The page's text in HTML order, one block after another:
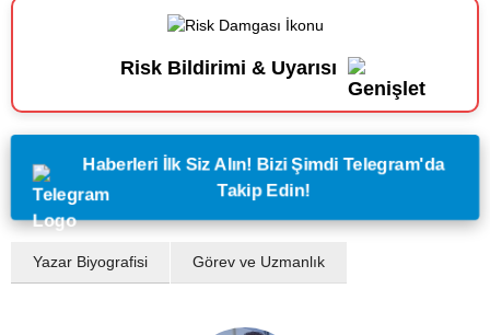
Risk Bildirimi & Uyarısı
Haberleri İlk Siz Alın! Bizi Şimdi Telegram'da
Takip Edin!
Yazar Biyografisi Görev ve Uzmanlık